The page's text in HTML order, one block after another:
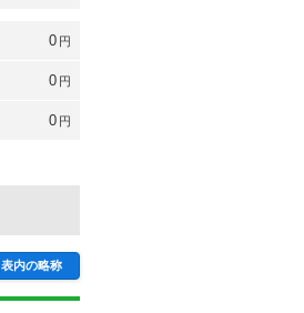
0 円
0 円
0 円
表内の略称